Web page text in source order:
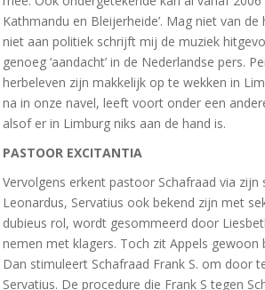
Kathmandu en Bleijerheide’. Mag niet van
niet aan politiek schrijft mij de muziek
genoeg ‘aandacht’ in de Nederlandse pers.
herbeleven zijn makkelijk op te wekken in
na in onze navel, leeft voort onder een
alsof er in Limburg niks aan de hand is.
PASTOOR EXCITANTIA
Vervolgens erkent pastoor Schafraad via
Leonardus, Servatius ook bekend zijn met
dubieus rol, wordt gesommeerd door
nemen met klagers. Toch zit Appels
Dan stimuleert Schafraad Frank S. om door
Servatius. De procedure die Frank S tegen